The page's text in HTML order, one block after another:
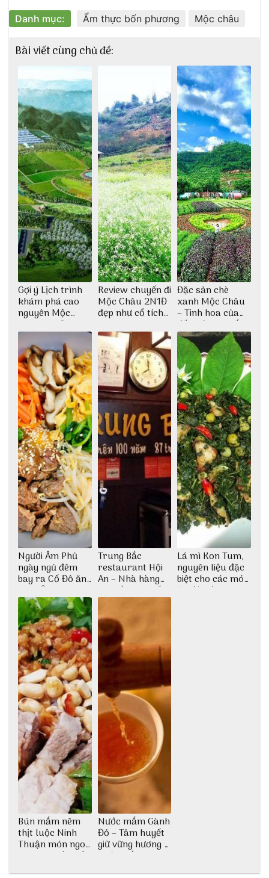
Danh mục: Ẩm thực bốn phương Mộc châu
Bài viết cùng chủ đề:
Gợi ý Lịch trình
khám phá cao
nguyên Mộc
Châu 2N1Đ cực
chi tiết
Review chuyến đi
Mộc Châu 2N1Đ
đẹp như cổ tích
Thu Hà
Đặc sản chè
xanh Mộc Châu
– Tinh hoa của
đất trời Tây Bắc
Người Âm Phủ
ngày ngủ đêm
bay ra Cố Đô ăn
Cơm Âm Phủ
Huế
Trung Bắc
restaurant Hội
An – Nhà hàng
cao lầu có thiết
kế vô cùng ấn
tượng giữa lòng
phố Hội
Lá mì Kon Tum,
nguyên liệu đặc
biệt cho các món
ăn độc đáo
Bún mắm nêm
thịt luộc Ninh
Thuận món ngon
dân dã miền biển
Nước mắm Gành
Đỏ – Tâm huyết
giữ vững hương vị
nước mắm sau